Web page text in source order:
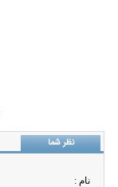
نظر شما
نام :